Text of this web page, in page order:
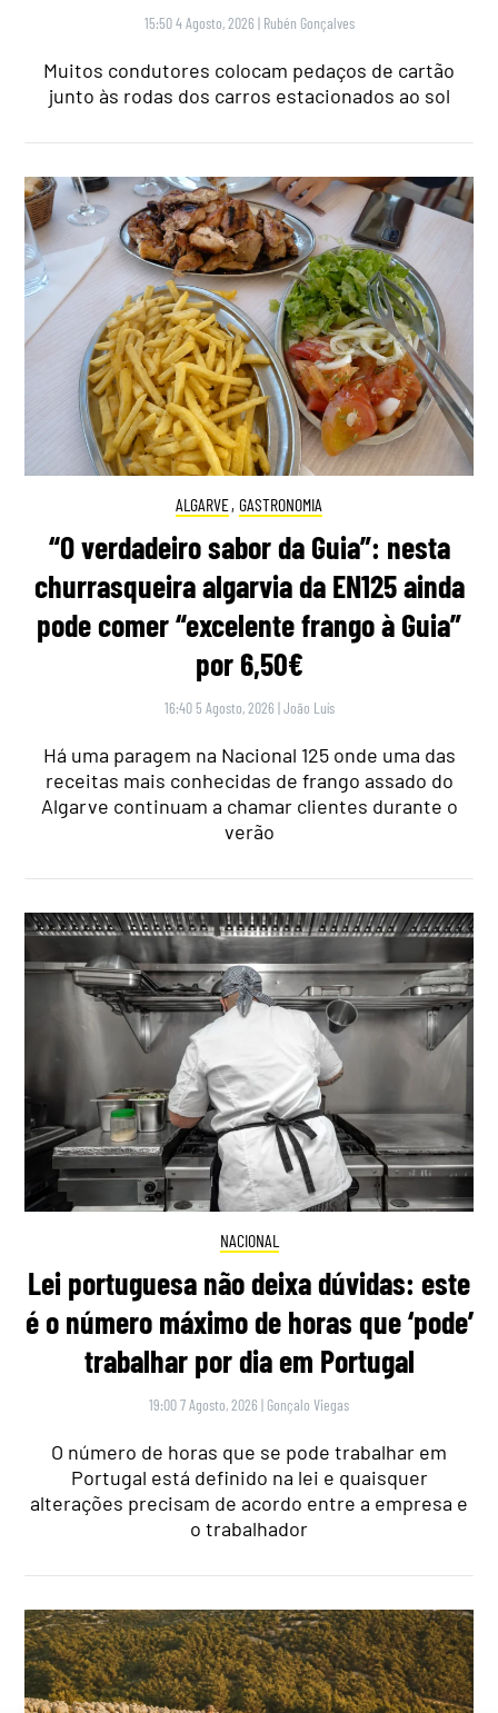
15:50 4 Agosto, 2026 | Rubén Gonçalves
Muitos condutores colocam pedaços de cartão
junto às rodas dos carros estacionados ao sol
ALGARVE, GASTRONOMIA
“O verdadeiro sabor da Guia”: nesta
churrasqueira algarvia da EN125 ainda
pode comer “excelente frango à Guia”
por 6,50€
16:40 5 Agosto, 2026 |João Luís
Há uma paragem na Nacional 125 onde uma das
receitas mais conhecidas de frango assado do
Algarve continuam a chamar clientes durante o
verão
NACIONAL
Lei portuguesa não deixa dúvidas: este
é o número máximo de horas que ‘pode’
trabalhar por dia em Portugal
19:00 7 Agosto, 2026 | Gonçalo Viegas
O número de horas que se pode trabalhar em
Portugal está definido na lei e quaisquer
alterações precisam de acordo entre a empresa e
o trabalhador